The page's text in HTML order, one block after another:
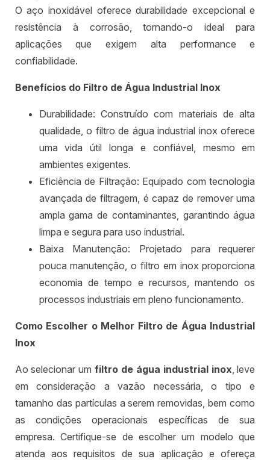
O aço inoxidável oferece durabilidade excepcional e
resistência à corrosão, tornando-o ideal para
aplicações que exigem alta performance e
confiabilidade.
Benefícios do Filtro de Água Industrial Inox
Durabilidade: Construído com materiais de alta
qualidade, o filtro de água industrial inox oferece
uma vida útil longa e confiável, mesmo em
ambientes exigentes.
Eficiência de Filtração: Equipado com tecnologia
avançada de filtragem, é capaz de remover uma
ampla gama de contaminantes, garantindo água
limpa e segura para uso industrial.
Baixa Manutenção: Projetado para requerer
pouca manutenção, o filtro em inox proporciona
economia de tempo e recursos, mantendo os
processos industriais em pleno funcionamento.
Como Escolher o Melhor Filtro de Água Industrial
Inox
Ao selecionar umfiltro de água industrial inox, leve
em consideração a vazão necessária, o tipo e
tamanho das partículas a serem removidas, bem como
as condições operacionais específicas de sua
empresa. Certifique-se de escolher um modelo que
atenda aos requisitos de sua aplicação e ofereça